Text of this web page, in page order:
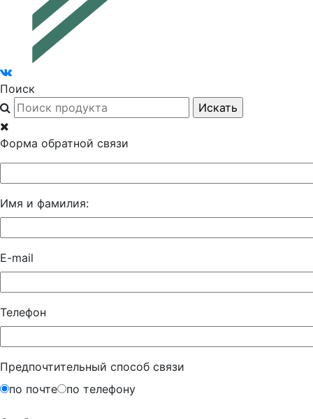
Поиск
Форма обратной связи
Имя и фамилия:
E-mail
Телефон
Предпочтительный способ связи
по почте
по телефону